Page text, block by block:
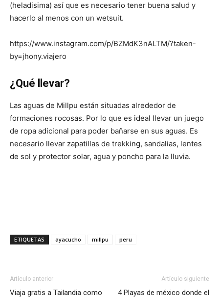
(heladisima) así que es necesario tener buena salud y
hacerlo al menos con un wetsuit.
https://www.instagram.com/p/BZMdK3nALTM/?taken-
by=jhony.viajero
¿Qué llevar?
Las aguas de Millpu están situadas alrededor de
formaciones rocosas. Por lo que es ideal llevar un juego
de ropa adicional para poder bañarse en sus aguas. Es
necesario llevar zapatillas de trekking, sandalias, lentes
de sol y protector solar, agua y poncho para la lluvia.
ETIQUETAS ayacucho millpu peru
Artículo anterior
Viaja gratis a Tailandia como
Artículo siguiente
4 Playas de méxico donde el